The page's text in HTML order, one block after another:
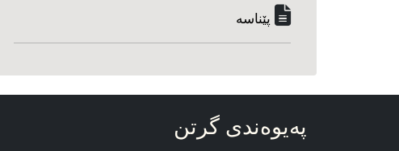
پێناسه‌
په‌یوه‌ندی گرتن